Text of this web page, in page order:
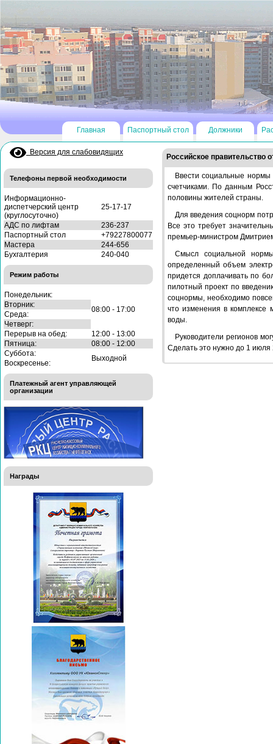
Главная Паспортный стол Должники
Версия для слабовидящих
Телефоны первой необходимости
Информационно-
диспетчерский центр
(круглосуточно)
25-17-17
АДС по лифтам
236-237
Паспортный стол
+79227800077
Мастера
244-656
Бухгалтерия
240-040
Режим работы
Понедельник:
08:00 - 17:00
Вторник:
Среда:
Четверг:
Перерыв на обед:
12:00 - 13:00
Пятница:
08:00 - 12:00
Суббота:
Выходной
Воскресенье:
Платежный агент управляющей
организации
Награды
Российское правительство
Ввести социальные нормы
счетчиками. По данным
половины жителей страны.
Для введения соцнорм
Все это требует
премьер-министром
Смысл социальной
определенный объем
придется доплачивать по
пилотный проект по
соцнормы, необходимо
что изменения в комплексе
воды.
Руководители регионов
Сделать это нужно до 1 июля